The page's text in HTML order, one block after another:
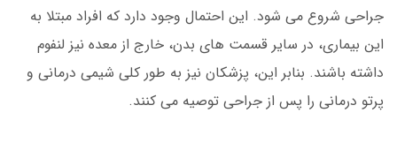
جراحی شروع می شود. این احتمال وجود دارد که افراد مبتلا به
این بیماری، در سایر قسمت های بدن، خارج از معده نیز لنفوم
داشته باشند. بنابر این، پزشکان نیز به طور کلی شیمی درمانی و
پرتو درمانی را پس از جراحی توصیه می کنند.